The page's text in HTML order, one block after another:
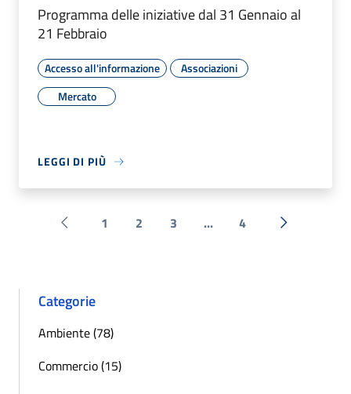
Programma delle iniziative dal 31 Gennaio al
21 Febbraio
Accesso all'informazione
Associazioni
Mercato
LEGGI DI PIÙ
Pagina precedente
1 2 3 ... 4 Successiva
Categorie
Ambiente (78)
Commercio (15)